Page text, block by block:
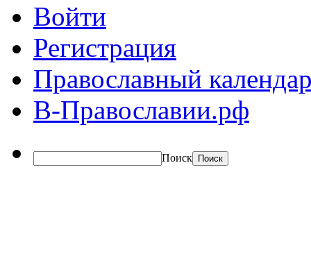
Войти
Регистрация
Православный
В-Православии.рф
Поиск